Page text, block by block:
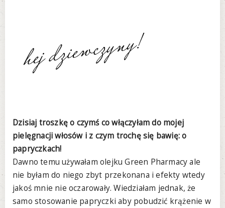
Dzisiaj troszkę o czymś co włączyłam do mojej
pielęgnacji włosów i z czym trochę się bawię: o
papryczkach!
Dawno temu używałam olejku Green Pharmacy ale
nie byłam do niego zbyt przekonana i efekty wtedy
jakoś mnie nie oczarowały. Wiedziałam jednak, że
samo stosowanie papryczki aby pobudzić krążenie w